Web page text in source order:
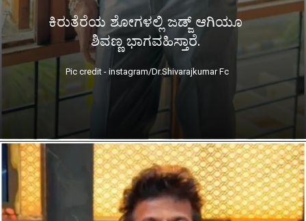
ಕಿರುತೆರೆಯ ಶೋಗಳಲ್ಲಿ ಜಡ್ಜ್ ಆಗಿಯೂ
ಶಿವಣ್ಣ ಭಾಗವಹಿಸ್ತಾರೆ.
Pic credit - instagram/Dr.Shivarajkumar Fc